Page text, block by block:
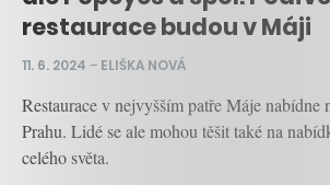
restaurace budou v Máji
11. 6. 2024 – ELIŠKA NOVÁ
Restaurace v nejvyšším patře Máje nabídne
Prahu. Lidé se ale mohou těšit také na
celého světa.